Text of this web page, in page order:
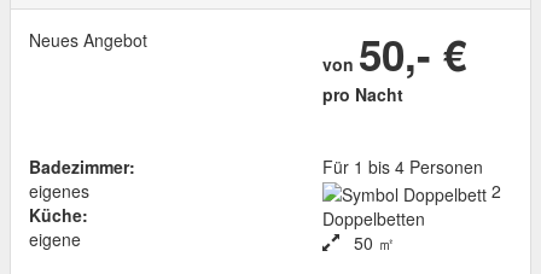
Neues Angebot
von 50,- €
pro Nacht
Badezimmer:
eigenes
Küche:
eigene
Für 1 bis 4 Personen
2
Doppelbetten
50 ㎡